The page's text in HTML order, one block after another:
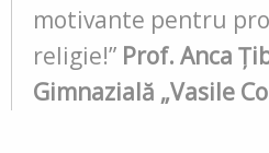
motivante pentru
religie!” Prof. Anca
Gimnazială „Vasile